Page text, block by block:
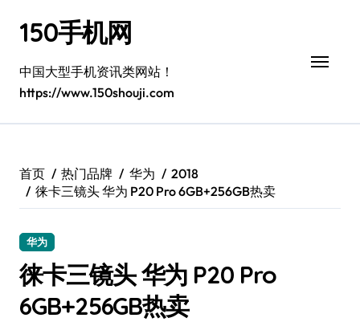
150手机网
中国大型手机资讯类网站！
https://www.150shouji.com
首页 热门品牌 华为
2018
徕卡三镜头 华为 P20 Pro 6GB+256GB热卖
华为
徕卡三镜头 华为 P20 Pro
6GB+256GB热卖